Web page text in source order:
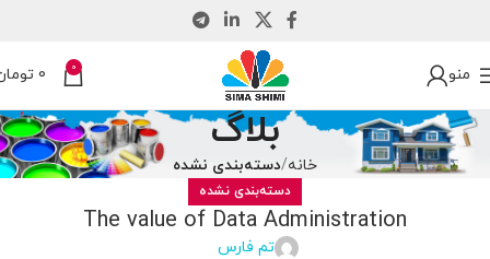
منو 0
0
بلاگ
خانه دسته‌بندی نشده
دسته‌بندی نشده
The value of Data Administration
تم فارس